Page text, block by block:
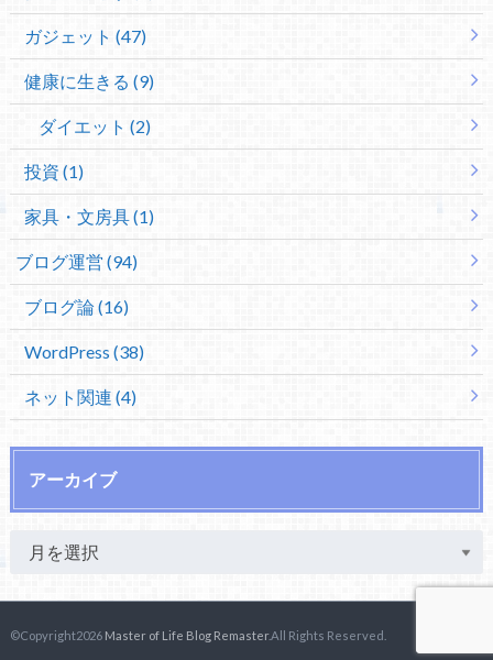
ガジェット (47)
健康に生きる (9)
ダイエット (2)
投資 (1)
家具・文房具 (1)
ブログ運営 (94)
ブログ論 (16)
WordPress (38)
ネット関連 (4)
アーカイブ
©Copyright2026 Master of Life Blog Remaster.All Rights Reserved.